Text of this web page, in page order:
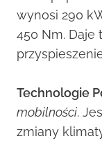
wynosi 290
450 Nm. Daje
Technologie
mobilności.
zmiany